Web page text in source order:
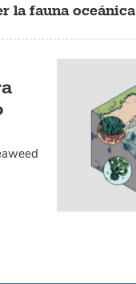
la fauna oceánica